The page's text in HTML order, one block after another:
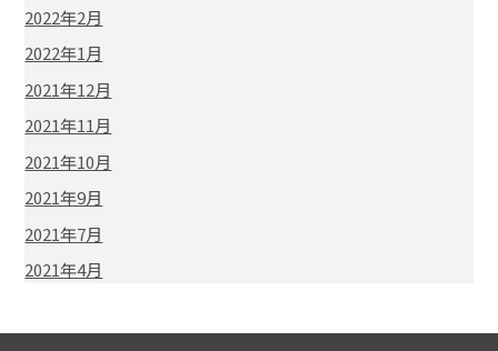
2022年2月
2022年1月
2021年12月
2021年11月
2021年10月
2021年9月
2021年7月
2021年4月